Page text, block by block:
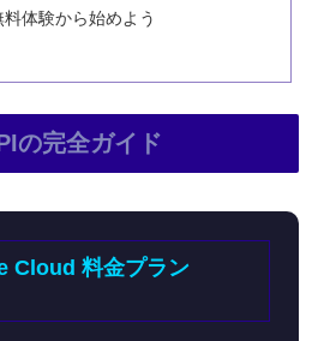
体験から始めよう
の完全ガイド
Cloud 料金プラン